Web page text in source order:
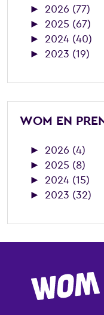
► 2026 (77)
► 2025 (67)
► 2024 (40)
► 2023 (19)
WOM EN
► 2026 (4)
► 2025 (8)
► 2024 (15)
► 2023 (32)